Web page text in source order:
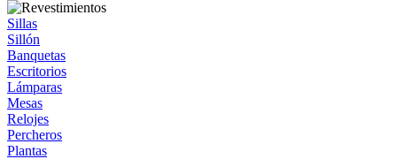
Sillas
Sillón
Banquetas
Escritorios
Lámparas
Mesas
Relojes
Percheros
Plantas